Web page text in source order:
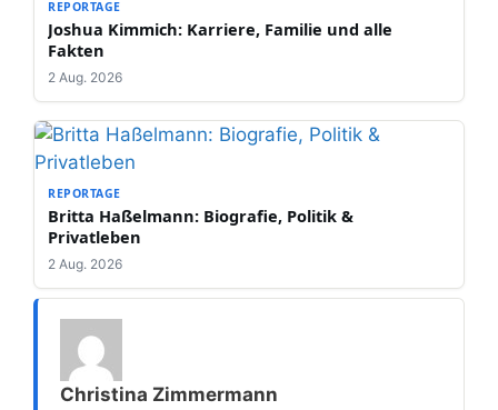
REPORTAGE
Joshua Kimmich: Karriere, Familie und alle
Fakten
2 Aug. 2026
REPORTAGE
Britta Haßelmann: Biografie, Politik &
Privatleben
2 Aug. 2026
Christina Zimmermann